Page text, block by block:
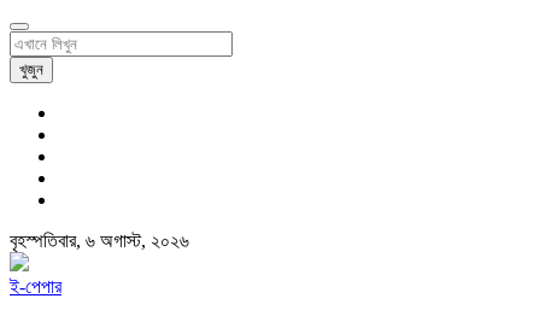
খুজুন
বৃহস্পতিবার, ৬ অগাস্ট, ২০২৬
ই-পেপার